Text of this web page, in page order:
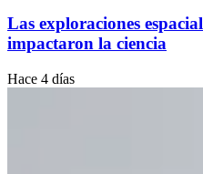
Las exploraciones
impactaron la ciencia
Hace 4 días